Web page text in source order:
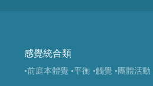
感覺統合類
•前庭本體覺 •平衡 •觸覺 •團體活動